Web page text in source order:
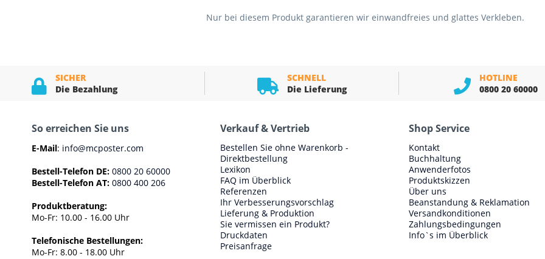
Nur bei diesem Produkt garantieren wir einwandfreies und glattes Verkleben.
SICHER
Die Bezahlung
SCHNELL
Die Lieferung
HOTLINE
0800 20 60000
So erreichen Sie uns
E-Mail: info@mcposter.com
Bestell-Telefon DE: 0800 20 60000
Bestell-Telefon AT: 0800 400 206
Produktberatung:
Mo-Fr: 10.00 - 16.00 Uhr
Telefonische Bestellungen:
Mo-Fr: 8.00 - 18.00 Uhr
Verkauf & Vertrieb
Bestellen Sie ohne Warenkorb -
Direktbestellung
Lexikon
FAQ im Überblick
Referenzen
Ihr Verbesserungsvorschlag
Lieferung & Produktion
Sie vermissen ein Produkt?
Druckdaten
Preisanfrage
Shop Service
Kontakt
Buchhaltung
Anwenderfotos
Produktskizzen
Über uns
Beanstandung & Reklamation
Versandkonditionen
Zahlungsbedingungen
Info`s im Überblick